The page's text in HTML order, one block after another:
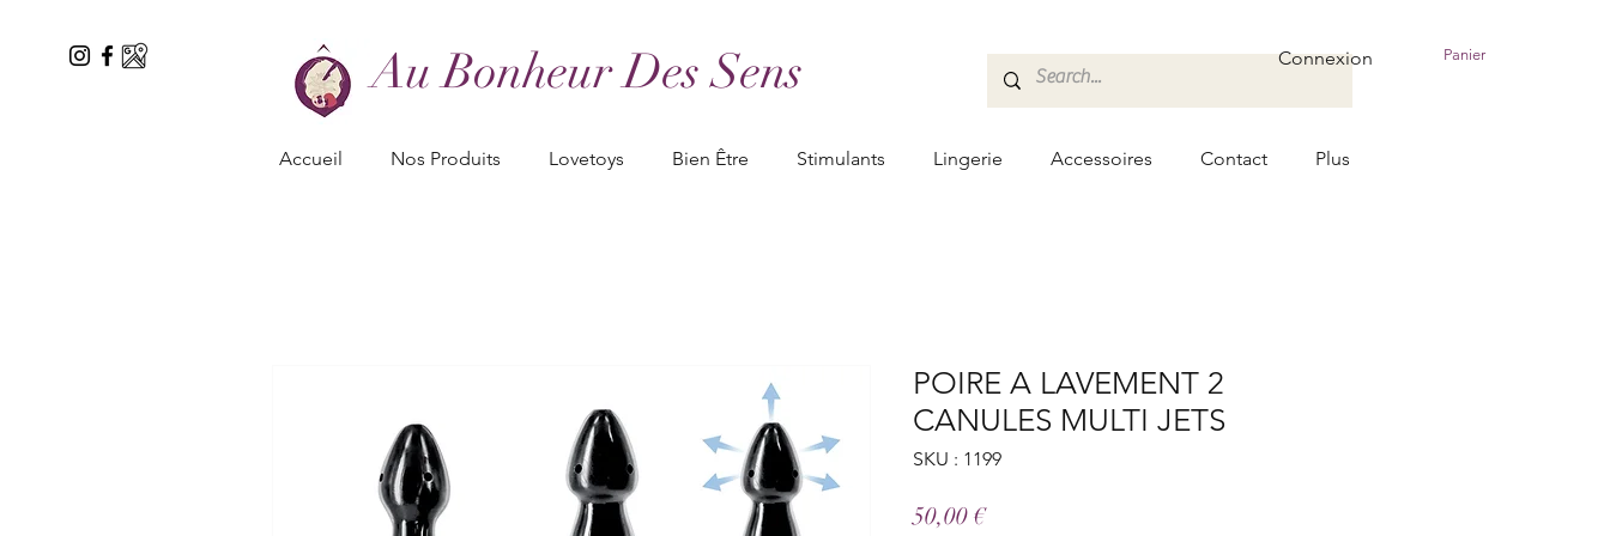
Panier
Connexion
Au Bonheur Des Sens
Accueil Nos Produits Lovetoys Bien Être Stimulants Lingerie Accessoires Contact Plus
POIRE A LAVEMENT 2
CANULES MULTI JETS
SKU : 1199
50,00 €Prix